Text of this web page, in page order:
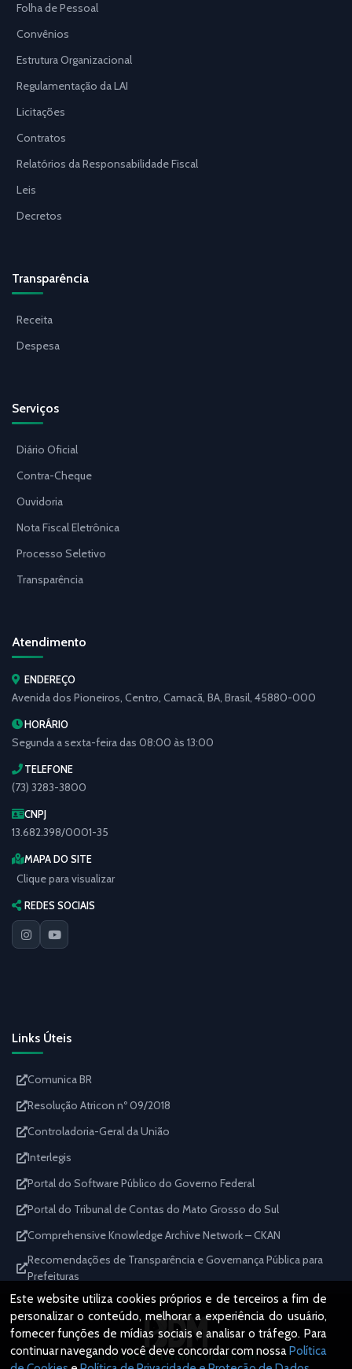
Folha de Pessoal
Convênios
Estrutura Organizacional
Regulamentação da LAI
Licitações
Contratos
Relatórios da Responsabilidade Fiscal
Leis
Decretos
Transparência
Receita
Despesa
Serviços
Diário Oficial
Contra-Cheque
Ouvidoria
Nota Fiscal Eletrônica
Processo Seletivo
Transparência
Atendimento
ENDEREÇO
Avenida dos Pioneiros, Centro, Camacã, BA, Brasil, 45880-000
HORÁRIO
Segunda a sexta-feira das 08:00 às 13:00
TELEFONE
(73) 3283-3800
CNPJ
13.682.398/0001-35
MAPA DO SITE
Clique para visualizar
REDES SOCIAIS
Links Úteis
Comunica BR
Resolução Atricon nº 09/2018
Controladoria-Geral da União
Interlegis
Portal do Software Público do Governo Federal
Portal do Tribunal de Contas do Mato Grosso do Sul
Comprehensive Knowledge Archive Network – CKAN
Recomendações de Transparência e Governança Pública para
Prefeituras
IBDM - Plataforma GEDDOEM
Este website utiliza cookies próprios e de terceiros a fim de
personalizar o conteúdo, melhorar a experiência do usuário,
fornecer funções de mídias sociais e analisar o tráfego. Para
continuar navegando você deve concordar com nossaPolítica